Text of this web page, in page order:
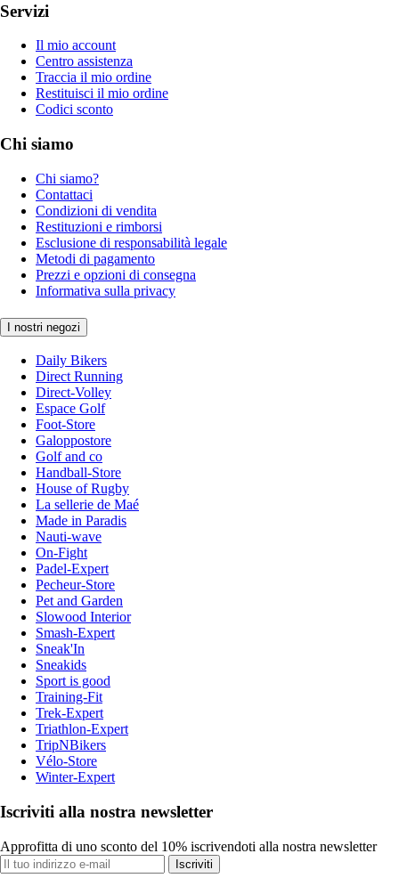
Servizi
Il mio account
Centro assistenza
Traccia il mio ordine
Restituisci il mio ordine
Codici sconto
Chi siamo
Chi siamo?
Contattaci
Condizioni di vendita
Restituzioni e rimborsi
Esclusione di responsabilità legale
Metodi di pagamento
Prezzi e opzioni di consegna
Informativa sulla privacy
I nostri negozi
Daily Bikers
Direct Running
Direct-Volley
Espace Golf
Foot-Store
Galoppostore
Golf and co
Handball-Store
House of Rugby
La sellerie de Maé
Made in Paradis
Nauti-wave
On-Fight
Padel-Expert
Pecheur-Store
Pet and Garden
Slowood Interior
Smash-Expert
Sneak'In
Sneakids
Sport is good
Training-Fit
Trek-Expert
Triathlon-Expert
TripNBikers
Vélo-Store
Winter-Expert
Iscriviti alla nostra newsletter
Approfitta di uno sconto del 10% iscrivendoti alla nostra newsletter
Iscriviti